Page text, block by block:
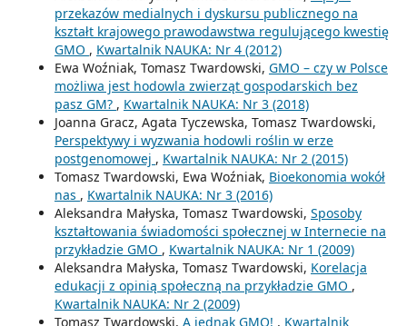
przekazów medialnych i dyskursu publicznego na
kształt krajowego prawodawstwa regulującego kwestię
GMO , Kwartalnik NAUKA: Nr 4 (2012)
Ewa Woźniak, Tomasz Twardowski, GMO – czy w Polsce
możliwa jest hodowla zwierząt gospodarskich bez
pasz GM? , Kwartalnik NAUKA: Nr 3 (2018)
Joanna Gracz, Agata Tyczewska, Tomasz Twardowski,
Perspektywy i wyzwania hodowli roślin w erze
postgenomowej , Kwartalnik NAUKA: Nr 2 (2015)
Tomasz Twardowski, Ewa Woźniak, Bioekonomia wokół
nas , Kwartalnik NAUKA: Nr 3 (2016)
Aleksandra Małyska, Tomasz Twardowski, Sposoby
kształtowania świadomości społecznej w Internecie na
przykładzie GMO , Kwartalnik NAUKA: Nr 1 (2009)
Aleksandra Małyska, Tomasz Twardowski, Korelacja
edukacji z opinią społeczną na przykładzie GMO ,
Kwartalnik NAUKA: Nr 2 (2009)
Tomasz Twardowski, A jednak GMO! , Kwartalnik